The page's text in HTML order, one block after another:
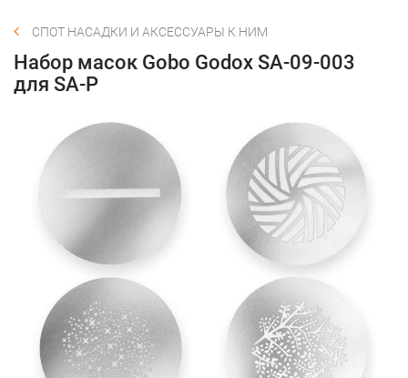
СПОТ НАСАДКИ И АКСЕССУАРЫ К НИМ
Набор масок Gobo Godox SA-09-003
для SA-P